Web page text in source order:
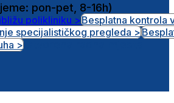
pon-pet, 8-16h)
polikliniku >Besplatna kontrola
specijalističkog pregleda >
>